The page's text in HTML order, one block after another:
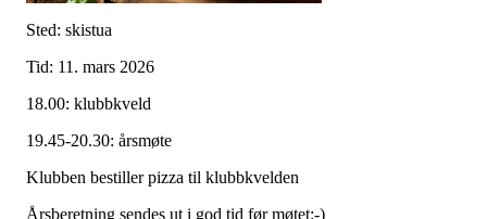
Sted: skistua
Tid: 11. mars 2026
18.00: klubbkveld
19.45-20.30: årsmøte
Klubben bestiller pizza til klubbkvelden
Årsberetning sendes ut i god tid før møtet:-)